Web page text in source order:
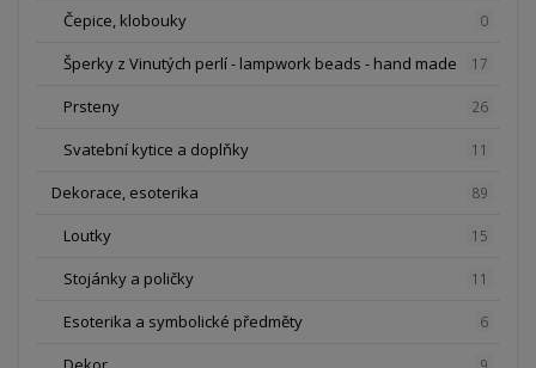
Čepice, klobouky 0
Šperky z Vinutých perlí - lampwork beads - hand made 17
Prsteny 26
Svatební kytice a doplňky 11
Dekorace, esoterika 89
Loutky 15
Stojánky a poličky 11
Esoterika a symbolické předměty 6